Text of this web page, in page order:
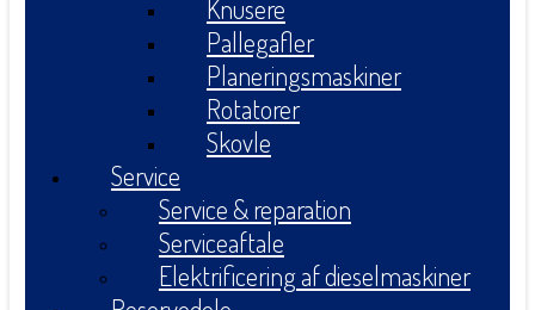
Knusere
Pallegafler
Planeringsmaskiner
Rotatorer
Skovle
Service
Service & reparation
Serviceaftale
Elektrificering af dieselmaskiner